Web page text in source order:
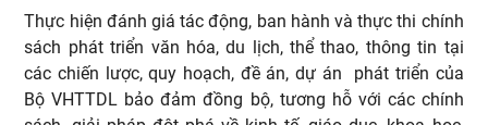
Thực hiện đánh giá tác động, ban hành và thực thi chính
sách phát triển văn hóa, du lịch, thể thao, thông tin tại
các chiến lược, quy hoạch, đề án, dự án phát triển của
Bộ VHTTDL bảo đảm đồng bộ, tương hỗ với các chính